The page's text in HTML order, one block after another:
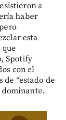
a
haber
esta
Spotify
con el
“estado de
dominante.